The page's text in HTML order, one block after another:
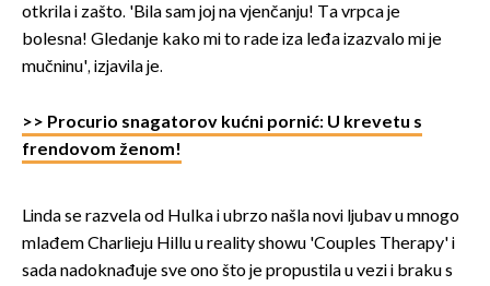
otkrila i zašto. 'Bila sam joj na vjenčanju! Ta vrpca je
bolesna! Gledanje kako mi to rade iza leđa izazvalo mi je
mučninu', izjavila je.
>> Procurio snagatorov kućni pornić: U krevetu s
frendovom ženom!
Linda se razvela od Hulka i ubrzo našla novi ljubav u mnogo
mlađem Charlieju Hillu u reality showu 'Couples Therapy' i
sada nadoknađuje sve ono što je propustila u vezi i braku s